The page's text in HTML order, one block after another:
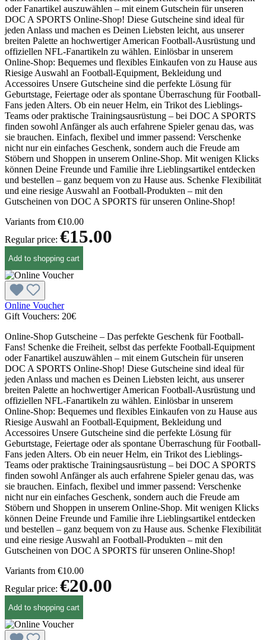
oder Fanartikel auszuwählen – mit einem Gutschein für unseren
DOC A SPORTS Online-Shop! Diese Gutscheine sind ideal für
jeden Anlass und machen es Deinen Liebsten leicht, aus unserer
breiten Palette an hochwertiger American Football-Ausrüstung und
offiziellen NFL-Fanartikeln zu wählen. Einlösbar in unserem
Online-Shop: Bequemes und flexibles Einkaufen von zu Hause aus
Riesige Auswahl an Football-Equipment, Bekleidung und
Accessoires Unsere Gutscheine sind die perfekte Lösung für
Geburtstage, Feiertage oder als spontane Überraschung für Football-
Fans jeden Alters. Ob ein neuer Helm, ein Trikot des Lieblings-
Teams oder praktische Trainingsausrüstung – bei DOC A SPORTS
finden sowohl Anfänger als auch erfahrene Spieler genau das, was
sie brauchen. Einfach, flexibel und immer passend: Verschenke
nicht nur ein einfaches Geschenk, sondern auch die Freude am
Stöbern und Shoppen in unserem Online-Shop. Mit wenigen Klicks
können Deine Freunde und Familie ihre Lieblingsartikel entdecken
und bestellen – ganz bequem von zu Hause aus. Schenke Flexibilität
und eine riesige Auswahl an Football-Produkten – mit den
Gutscheinen von DOC A SPORTS für unseren Online-Shop!
Variants from €10.00
Regular price: €15.00
Add to shopping cart
Online Voucher
Gift Vouchers: 20€
Online-Shop Gutscheine – Das perfekte Geschenk für Football-
Fans! Schenke die Freiheit, selbst das perfekte Football-Equipment
oder Fanartikel auszuwählen – mit einem Gutschein für unseren
DOC A SPORTS Online-Shop! Diese Gutscheine sind ideal für
jeden Anlass und machen es Deinen Liebsten leicht, aus unserer
breiten Palette an hochwertiger American Football-Ausrüstung und
offiziellen NFL-Fanartikeln zu wählen. Einlösbar in unserem
Online-Shop: Bequemes und flexibles Einkaufen von zu Hause aus
Riesige Auswahl an Football-Equipment, Bekleidung und
Accessoires Unsere Gutscheine sind die perfekte Lösung für
Geburtstage, Feiertage oder als spontane Überraschung für Football-
Fans jeden Alters. Ob ein neuer Helm, ein Trikot des Lieblings-
Teams oder praktische Trainingsausrüstung – bei DOC A SPORTS
finden sowohl Anfänger als auch erfahrene Spieler genau das, was
sie brauchen. Einfach, flexibel und immer passend: Verschenke
nicht nur ein einfaches Geschenk, sondern auch die Freude am
Stöbern und Shoppen in unserem Online-Shop. Mit wenigen Klicks
können Deine Freunde und Familie ihre Lieblingsartikel entdecken
und bestellen – ganz bequem von zu Hause aus. Schenke Flexibilität
und eine riesige Auswahl an Football-Produkten – mit den
Gutscheinen von DOC A SPORTS für unseren Online-Shop!
Variants from €10.00
Regular price: €20.00
Add to shopping cart